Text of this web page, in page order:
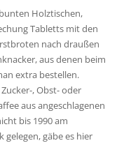
Holztischen,
Tabletts mit den
nach draußen
aus denen beim
extra bestellen.
, Obst- oder
aus angeschlagenen
bis 1990 am
gelegen, gäbe es hier